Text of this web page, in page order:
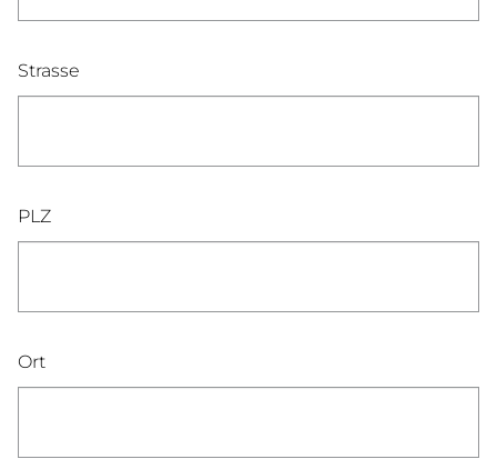
Strasse
PLZ
Ort